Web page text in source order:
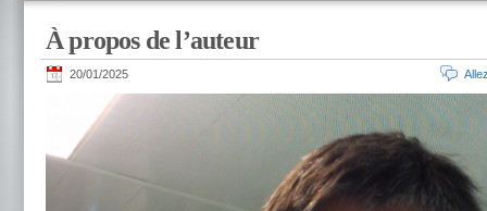
À propos de l’auteur
20/01/2025